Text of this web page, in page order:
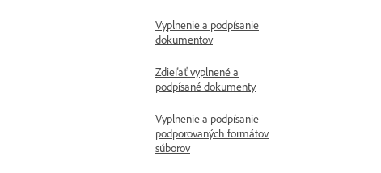
Vyplnenie a podpísanie
dokumentov
Zdieľať vyplnené a
podpísané dokumenty
Vyplnenie a podpísanie
podporovaných formátov
súborov